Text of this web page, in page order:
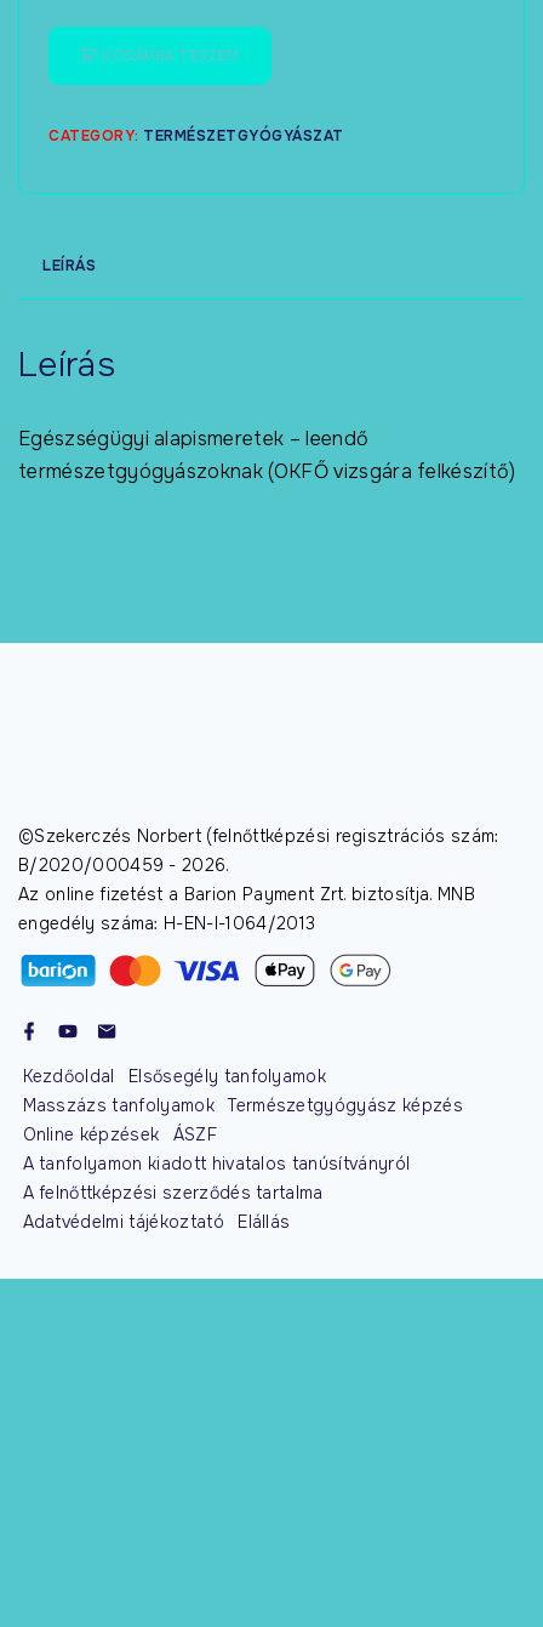
KOSÁRBA TESZEM
CATEGORY: TERMÉSZETGYÓGYÁSZAT
LEÍRÁS
Leírás
Egészségügyi alapismeretek – leendő
természetgyógyászoknak (OKFŐ vizsgára felkészítő)
©Szekerczés Norbert (felnőttképzési regisztrációs szám:
B/2020/000459 -2026.
Az online fizetést a Barion Payment Zrt. biztosítja. MNB
engedély száma: H-EN-I-1064/2013
Kezdőoldal
Elsősegély tanfolyamok
Masszázs tanfolyamok
Természetgyógyász képzés
Online képzések
ÁSZF
A tanfolyamon kiadott hivatalos tanúsítványról
A felnőttképzési szerződés tartalma
Adatvédelmi tájékoztató
Elállás